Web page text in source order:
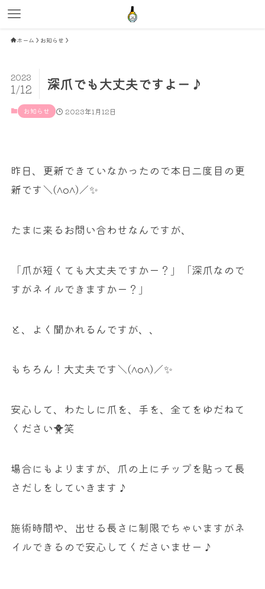
ホーム お知らせ
深爪でも大丈夫ですよー♪
2023
1/12
お知らせ 2023年1月12日
昨日、更新できていなかったので本日二度目の更
新です＼(^o^)／✨
たまに来るお問い合わせなんですが、
「爪が短くても大丈夫ですかー？」「深爪なので
すがネイルできますかー？」
と、よく聞かれるんですが、、
もちろん！大丈夫です＼(^o^)／✨
安心して、わたしに爪を、手を、全てをゆだねて
ください🐥笑
場合にもよりますが、爪の上にチップを貼って長
さだしをしていきます♪
施術時間や、出せる長さに制限でちゃいますがネ
イルできるので安心してくださいませー♪